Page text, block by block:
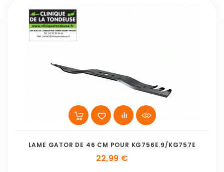
LAME GATOR DE 46 CM POUR KG756E.9/KG757E
22,99 €